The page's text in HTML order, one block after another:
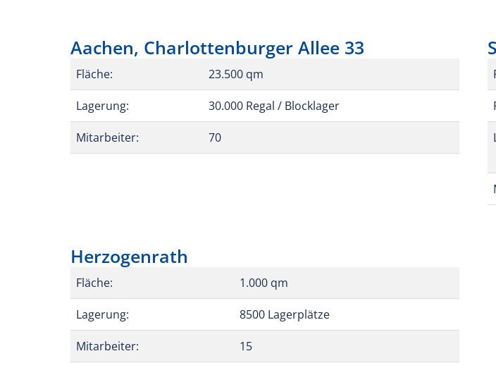
Aachen, Charlottenburger Allee 33
Fläche: 23.500 qm
Lagerung: 30.000 Regal / Blocklager
Mitarbeiter: 70
Herzogenrath
Fläche: 1.000 qm
Lagerung: 8500 Lagerplätze
Mitarbeiter: 15